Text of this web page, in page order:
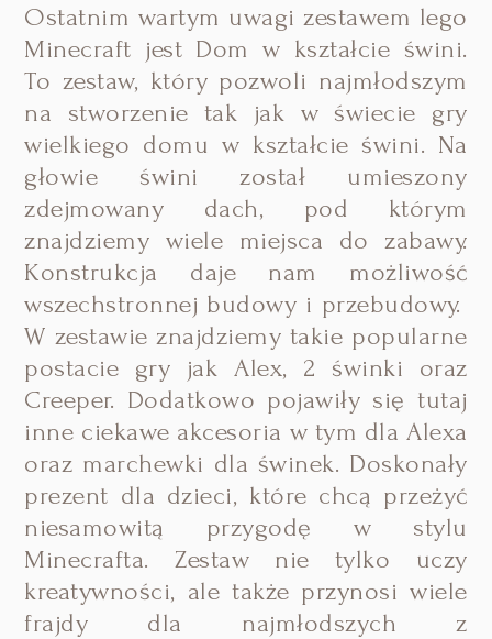
Ostatnim wartym uwagi zestawem lego
Minecraft jest Dom w kształcie świni.
To zestaw, który pozwoli najmłodszym
na stworzenie tak jak w świecie gry
wielkiego domu w kształcie świni. Na
głowie świni został umieszony
zdejmowany dach, pod którym
znajdziemy wiele miejsca do zabawy.
Konstrukcja daje nam możliwość
wszechstronnej budowy i przebudowy.
W zestawie znajdziemy takie popularne
postacie gry jak Alex, 2 świnki oraz
Creeper. Dodatkowo pojawiły się tutaj
inne ciekawe akcesoria w tym dla Alexa
oraz marchewki dla świnek. Doskonały
prezent dla dzieci, które chcą przeżyć
niesamowitą przygodę w stylu
Minecrafta. Zestaw nie tylko uczy
kreatywności, ale także przynosi wiele
frajdy dla najmłodszych z